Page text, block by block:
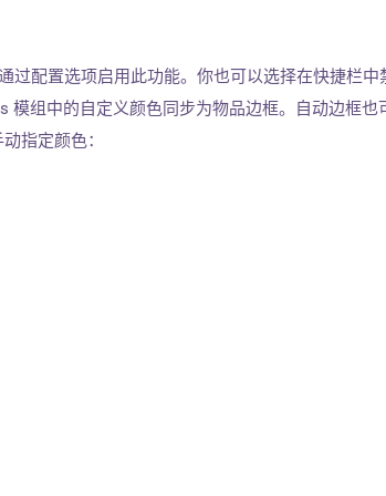
过配置选项启用此功能。你也可以选择在快捷栏中
模组中的自定义颜色同步为物品边框。自动边框也
指定颜色：